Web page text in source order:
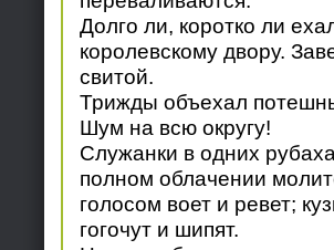
Долго ли, коротко ли
королевскому двору.
свитой.
Трижды объехал
Шум на всю округу!
Служанки в одних
полном облачении
голосом воет и ревет;
гогочут и шипят.